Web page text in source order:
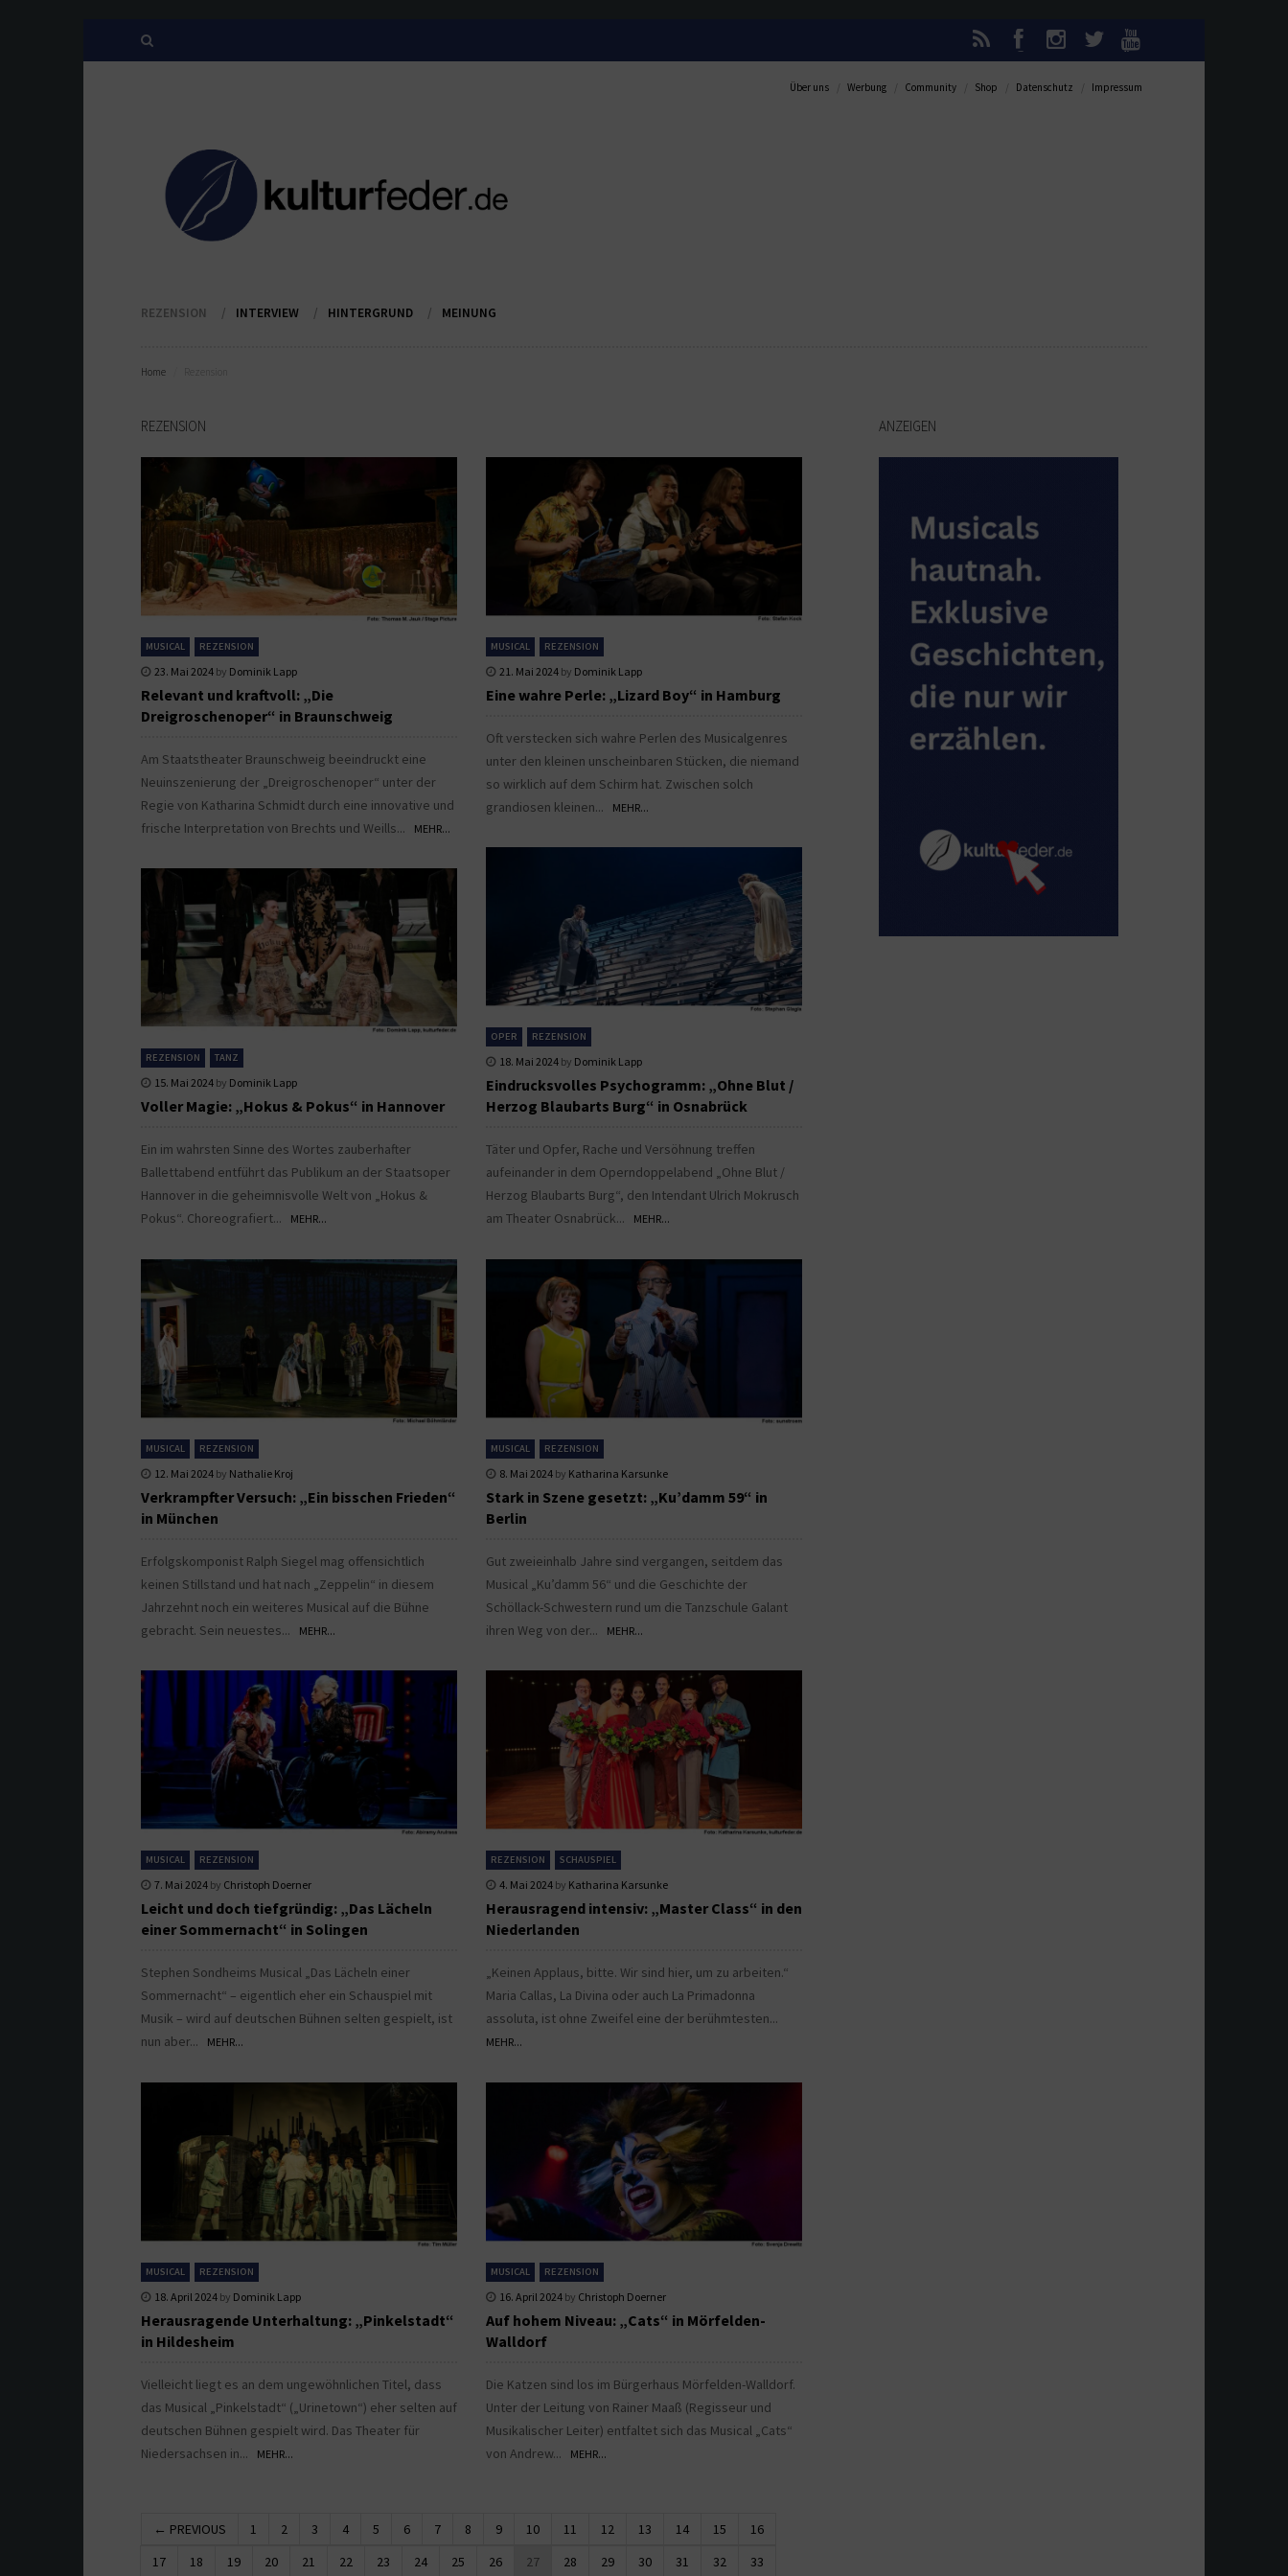
Über uns Werbung Community Shop Datenschutz Impressum
REZENSION INTERVIEW HINTERGRUND MEINUNG
Home
REZENSION
MUSICAL REZENSION
23. Mai 2024 by Dominik Lapp
Relevant und kraftvoll: „Die
Dreigroschenoper“ in Braunschweig
Am Staatstheater Braunschweig beeindruckt eine
Neuinszenierung der „Dreigroschenoper“ unter der
Regie von Katharina Schmidt durch eine innovative und
frische Interpretation von Brechts und Weills...
MEHR...
MUSICAL REZENSION
21. Mai 2024 by Dominik Lapp
Eine wahre Perle: „Lizard Boy“ in Hamburg
Oft verstecken sich wahre Perlen des Musicalgenres
unter den kleinen unscheinbaren Stücken, die niemand
so wirklich auf dem Schirm hat. Zwischen solch
grandiosen kleinen...
MEHR...
OPER REZENSION
18. Mai 2024 by Dominik Lapp
Eindrucksvolles Psychogramm: „Ohne Blut /
Herzog Blaubarts Burg“ in Osnabrück
Täter und Opfer, Rache und Versöhnung treffen
aufeinander in dem Operndoppelabend „Ohne Blut /
Herzog Blaubarts Burg“, den Intendant Ulrich Mokrusch
am Theater Osnabrück...
MEHR...
REZENSION TANZ
15. Mai 2024 by Dominik Lapp
Voller Magie: „Hokus & Pokus“ in Hannover
Ein im wahrsten Sinne des Wortes zauberhafter
Ballettabend entführt das Publikum an der Staatsoper
Hannover in die geheimnisvolle Welt von „Hokus &
Pokus“. Choreografiert...
MEHR...
MUSICAL REZENSION
12. Mai 2024 by Nathalie Kroj
Verkrampfter Versuch: „Ein bisschen Frieden“
in München
Erfolgskomponist Ralph Siegel mag offensichtlich
keinen Stillstand und hat nach „Zeppelin“ in diesem
Jahrzehnt noch ein weiteres Musical auf die Bühne
gebracht. Sein neuestes...
MEHR...
MUSICAL REZENSION
8. Mai 2024 by Katharina Karsunke
Stark in Szene gesetzt: „Ku’damm 59“ in
Berlin
Gut zweieinhalb Jahre sind vergangen, seitdem das
Musical „Ku’damm 56“ und die Geschichte der
Schöllack-Schwestern rund um die Tanzschule Galant
ihren Weg von der...
MEHR...
MUSICAL REZENSION
7. Mai 2024 by Christoph Doerner
Leicht und doch tiefgründig: „Das Lächeln
einer Sommernacht“ in Solingen
Stephen Sondheims Musical „Das Lächeln einer
Sommernacht“ – eigentlich eher ein Schauspiel mit
Musik – wird auf deutschen Bühnen selten gespielt, ist
nun aber...
MEHR...
REZENSION SCHAUSPIEL
4. Mai 2024 by Katharina Karsunke
Herausragend intensiv: „Master Class“ in den
Niederlanden
„Keinen Applaus, bitte. Wir sind hier, um zu arbeiten.“
Maria Callas, La Divina oder auch La Primadonna
assoluta, ist ohne Zweifel eine der berühmtesten...
MEHR...
MUSICAL REZENSION
18. April 2024 by Dominik Lapp
Herausragende Unterhaltung: „Pinkelstadt“
in Hildesheim
Vielleicht liegt es an dem ungewöhnlichen Titel, dass
das Musical „Pinkelstadt“ („Urinetown“) eher selten auf
deutschen Bühnen gespielt wird. Das Theater für
Niedersachsen in...
MEHR...
MUSICAL REZENSION
16. April 2024 by Christoph Doerner
Auf hohem Niveau: „Cats“ in Mörfelden-
Walldorf
Die Katzen sind los im Bürgerhaus Mörfelden-Walldorf.
Unter der Leitung von Rainer Maaß (Regisseur und
Musikalischer Leiter) entfaltet sich das Musical „Cats“
von Andrew...
MEHR...
← PREVIOUS 1 2 3 4 5 6 7 8 9 10 11 12 13 14 15
16
17
18 19 20 21 22 23 24 25 26 27 28 29 30 31 32 33
ANZEIGEN